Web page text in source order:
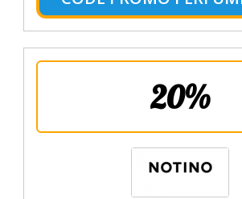
20%